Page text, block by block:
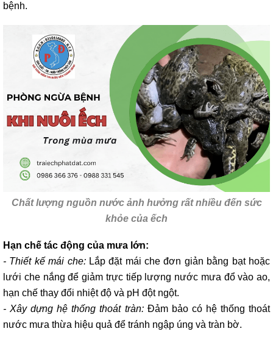
bệnh.
Chất lượng nguồn nước ảnh hưởng rất nhiều đến sức
khỏe của ếch
Hạn chế tác động của mưa lớn:
- Thiết kế mái che:Lắp đặt mái che đơn giản bằng bạt hoặc
lưới che nắng để giảm trực tiếp lượng nước mưa đổ vào ao,
hạn chế thay đổi nhiệt độ và pH đột ngột.
- Xây dựng hệ thống thoát tràn:Đảm bảo có hệ thống thoát
nước mưa thừa hiệu quả để tránh ngập úng và tràn bờ.